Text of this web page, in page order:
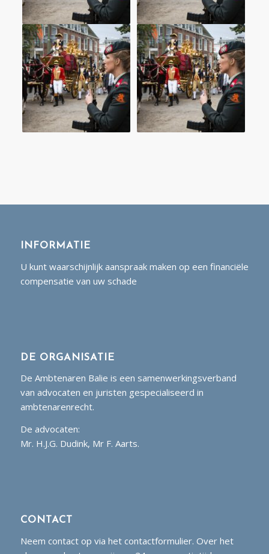
INFORMATIE
U kunt waarschijnlijk aanspraak maken op een financiële
compensatie van uw schade
DE ORGANISATIE
De Ambtenaren Balie is een samenwerkingsverband
van advocaten en juristen gespecialiseerd in
ambtenarenrecht.
De advocaten:
Mr. H.J.G. Dudink, Mr F. Aarts.
CONTACT
Neem contact op via het contactformulier. Over het